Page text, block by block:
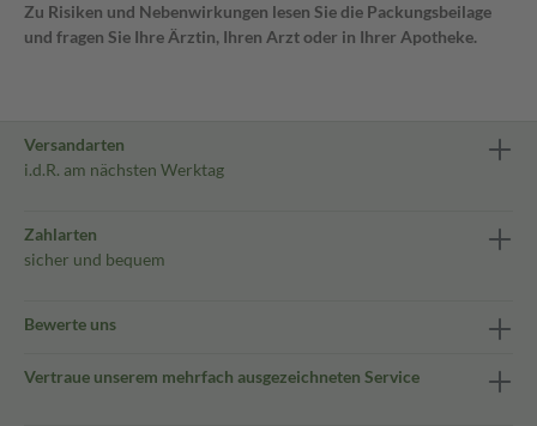
Zu Risiken und Nebenwirkungen lesen Sie die Packungsbeilage
und fragen Sie Ihre Ärztin, Ihren Arzt oder in Ihrer Apotheke.
Versandarten
i.d.R. am nächsten Werktag
Zahlarten
sicher und bequem
Bewerte uns
Vertraue unserem mehrfach ausgezeichneten Service